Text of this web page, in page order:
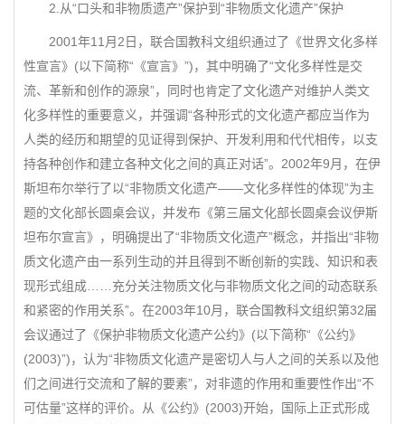
2.从“口头和非物质遗产”保护到“非物质文化遗产”保护
2001年11月2日，联合国教科文组织通过了《世界文化多样
性宣言》(以下简称“《宣言》”)，其中明确了“文化多样性是交
流、革新和创作的源泉”，同时也肯定了文化遗产对维护人类文
化多样性的重要意义，并强调“各种形式的文化遗产都应当作为
人类的经历和期望的见证得到保护、开发利用和代代相传，以支
持各种创作和建立各种文化之间的真正对话”。2002年9月，在伊
斯坦布尔举行了以“非物质文化遗产——文化多样性的体现”为主
题的文化部长圆桌会议，并发布《第三届文化部长圆桌会议伊斯
坦布尔宣言》，明确提出了“非物质文化遗产”概念，并指出“非物
质文化遗产由一系列生动的并且得到不断创新的实践、知识和表
现形式组成……充分关注物质文化与非物质文化之间的动态联系
和紧密的作用关系”。在2003年10月，联合国教科文组织第32届
会议通过了《保护非物质文化遗产公约》(以下简称“《公约》
(2003)”)，认为“非物质文化遗产是密切人与人之间的关系以及他
们之间进行交流和了解的要素”，对非遗的作用和重要性作出“不
可估量”这样的评价。从《公约》(2003)开始，国际上正式形成